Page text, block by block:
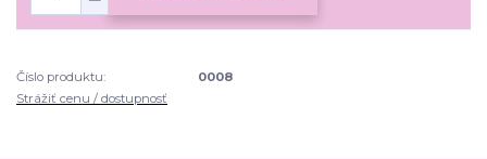
Číslo produktu:
0008
Strážiť cenu / dostupnosť